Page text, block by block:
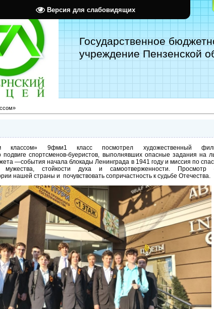
Версия для слабовидящих
Государственное
учреждение Пензенской
9фми1 класс посмотрел художественный
спортсменов‑буеристов, выполнявших опасные задания на
—события начала блокады Ленинграда в 1941 году и миссия по
стойкости духа и самоотверженности. Просмотр
нашей страны и почувствовать сопричастность к судьбе Отечества.